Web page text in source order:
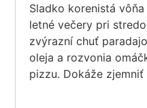
Sladko korenistá
letné večery pri
zvýrazní chuť
oleja a rozvonia
pizzu. Dokáže